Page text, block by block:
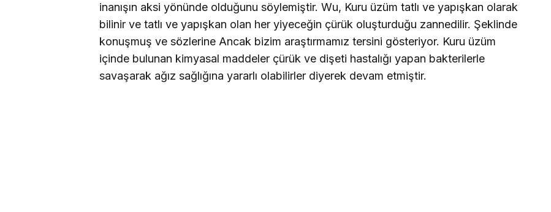
inanışın aksi yönünde olduğunu söylemiştir. Wu, Kuru üzüm tatlı ve yapışkan olarak
bilinir ve tatlı ve yapışkan olan her yiyeceğin çürük oluşturduğu zannedilir. Şeklinde
konuşmuş ve sözlerine Ancak bizim araştırmamız tersini gösteriyor. Kuru üzüm
içinde bulunan kimyasal maddeler çürük ve dişeti hastalığı yapan bakterilerle
savaşarak ağız sağlığına yararlı olabilirler diyerek devam etmiştir.